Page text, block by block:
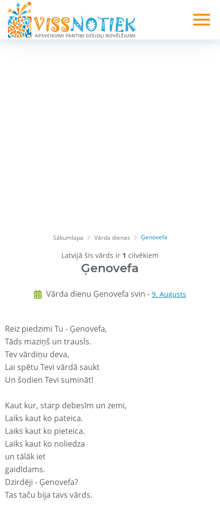
Sākumlapa Vārda dienas Ģenovefa
Latvijā šis vārds ir 1 cilvēkiem
Ģenovefa
Vārda dienu Ģenovefa svin - 9. Augusts
Reiz piedzimi Tu - Ģenovefa,
Tāds maziņš un trausls.
Tev vārdiņu deva,
Lai spētu Tevi vārdā saukt
Un šodien Tevi sumināt!
Kaut kur, starp debesīm un zemi,
Laiks kaut ko pateica.
Laiks kaut ko pieteica.
Laiks kaut ko noliedza
un tālāk iet
gaidīdams.
Dzirdēji - Ģenovefa?
Tas taču bija tavs vārds.